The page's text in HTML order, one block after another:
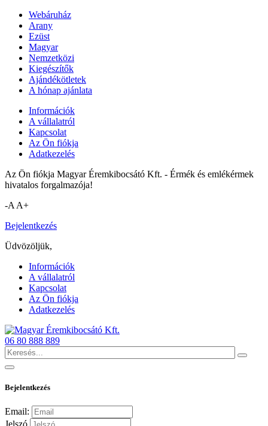
Webáruház
Arany
Ezüst
Magyar
Nemzetközi
Kiegészítők
Ajándékötletek
A hónap ajánlata
Információk
A vállalatról
Kapcsolat
Az Ön fiókja
Adatkezelés
Az Ön fiókja Magyar Éremkibocsátó Kft. - Érmék és emlékérmek
hivatalos forgalmazója!
-A A+
Bejelentkezés
Üdvözöljük,
Információk
A vállalatról
Kapcsolat
Az Ön fiókja
Adatkezelés
06 80 888 889
Bejelentkezés
Email: